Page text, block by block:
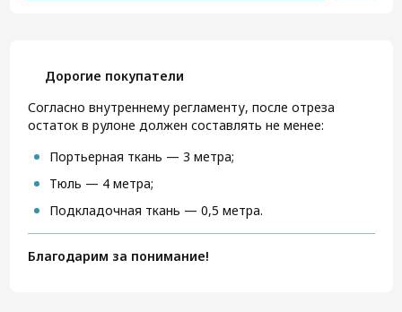
Дорогие покупатели
Согласно внутреннему регламенту, после отреза
остаток в рулоне должен составлять не менее:
Портьерная ткань — 3 метра;
Тюль — 4 метра;
Подкладочная ткань — 0,5 метра.
Благодарим за понимание!